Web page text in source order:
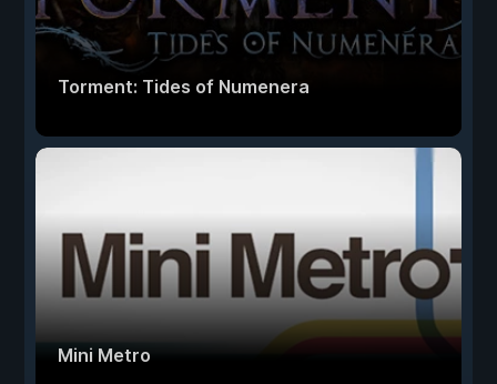
Torment: Tides of Numenera
Mini Metro